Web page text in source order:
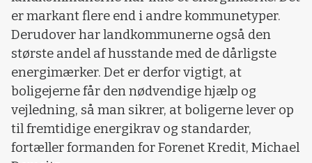
er markant flere end i andre kommunetyper.
Derudover har landkommunerne også den
største andel af husstande med de dårligste
energimærker. Det er derfor vigtigt, at
boligejerne får den nødvendige hjælp og
vejledning, så man sikrer, at boligerne lever op
til fremtidige energikrav og standarder,
fortæller formanden for Forenet Kredit, Michael